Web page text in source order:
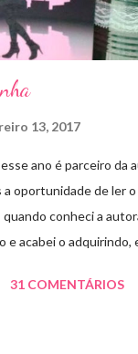
13, 2017
ano é parceiro da
a oportunidade de ler
conheci a
e acabei o
coraçõezinhos que
31 COMENTÁRIOS